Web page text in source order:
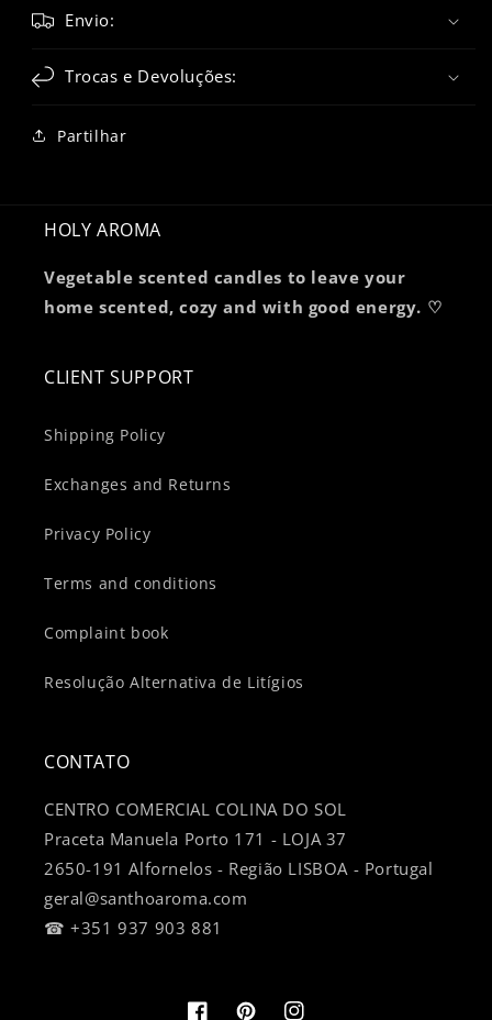
Envio:
Trocas e Devoluções:
Partilhar
HOLY AROMA
Vegetable scented candles to leave your
home scented, cozy and with good energy. ♡
CLIENT SUPPORT
Shipping Policy
Exchanges and Returns
Privacy Policy
Terms and conditions
Complaint book
Resolução Alternativa de Litígios
CONTATO
CENTRO COMERCIAL COLINA DO SOL
Praceta Manuela Porto 171 - LOJA 37
2650-191 Alfornelos - Região LISBOA - Portugal
geral@santhoaroma.com
☎ +351 937 903 881